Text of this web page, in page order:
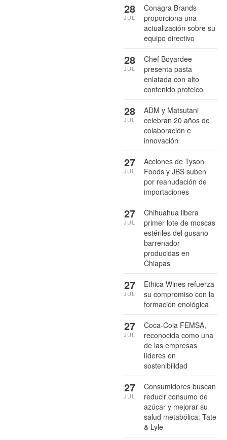
Conagra Brands
proporciona una
actualización sobre su
equipo directivo
28
JUL
Chef Boyardee
presenta pasta
enlatada con alto
contenido proteico
28
JUL
ADM y Matsutani
celebran 20 años de
colaboración e
innovación
28
JUL
Acciones de Tyson
Foods y JBS suben
por reanudación de
importaciones
27
JUL
Chihuahua libera
primer lote de moscas
estériles del gusano
barrenador
producidas en
Chiapas
27
JUL
Ethica Wines refuerza
su compromiso con la
formación enológica
27
JUL
Coca-Cola FEMSA,
reconocida como una
de las empresas
líderes en
sostenibilidad
27
JUL
Consumidores buscan
reducir consumo de
azúcar y mejorar su
salud metabólica: Tate
& Lyle
27
JUL